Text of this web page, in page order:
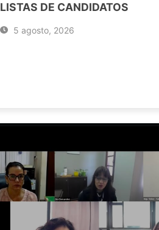
LISTAS DE CANDIDATOS
5 agosto, 2026